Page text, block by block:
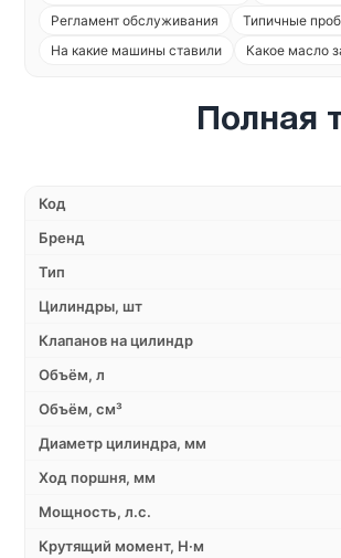
Регламент обслуживания
Типичные
На какие машины ставили
Какое масло
Полная
Код
Бренд
Тип
Цилиндры, шт
Клапанов на цилиндр
Объём, л
Объём, см³
Диаметр цилиндра, мм
Ход поршня, мм
Мощность, л.с.
Крутящий момент, Н·м